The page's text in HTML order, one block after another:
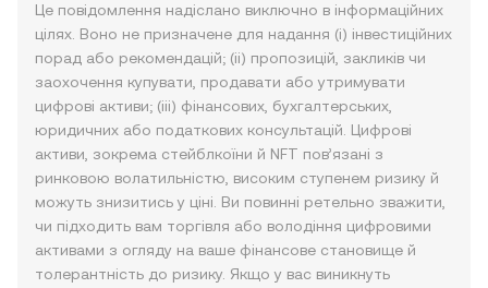
Це повідомлення надіслано виключно в інформаційних
цілях. Воно не призначене для надання (i) інвестиційних
порад або рекомендацій; (ii) пропозицій, закликів чи
заохочення купувати, продавати або утримувати
цифрові активи; (iii) фінансових, бухгалтерських,
юридичних або податкових консультацій. Цифрові
активи, зокрема стейблкоїни й NFT пов’язані з
ринковою волатильністю, високим ступенем ризику й
можуть знизитись у ціні. Ви повинні ретельно зважити,
чи підходить вам торгівля або володіння цифровими
активами з огляду на ваше фінансове становище й
толерантність до ризику. Якщо у вас виникнуть